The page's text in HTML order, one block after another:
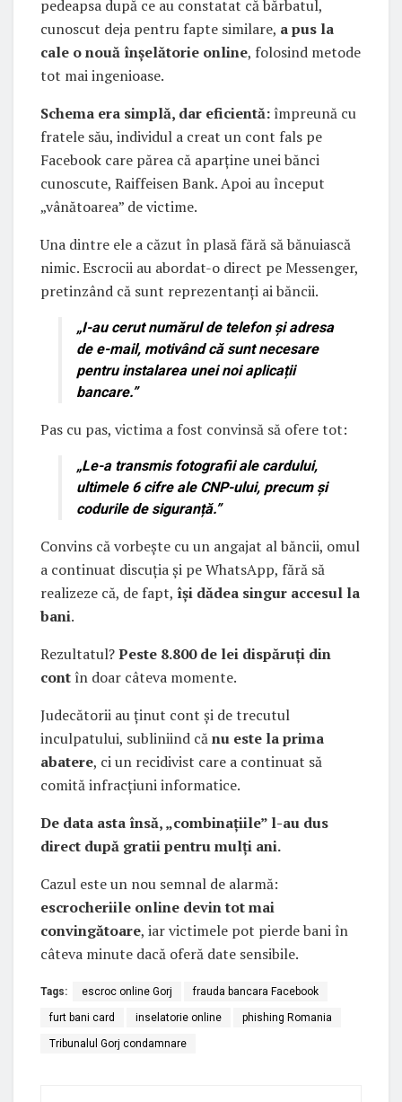
pedeapsa după ce au constatat că bărbatul,
cunoscut deja pentru fapte similare, a pus la
cale o nouă înșelătorie online, folosind metode
tot mai ingenioase.
Schema era simplă, dar eficientă: împreună cu
fratele său, individul a creat un cont fals pe
Facebook care părea că aparține unei bănci
cunoscute, Raiffeisen Bank. Apoi au început
„vânătoarea” de victime.
Una dintre ele a căzut în plasă fără să bănuiască
nimic. Escrocii au abordat-o direct pe Messenger,
pretinzând că sunt reprezentanți ai băncii.
„I-au cerut numărul de telefon și adresa
de e-mail, motivând că sunt necesare
pentru instalarea unei noi aplicații
bancare.”
Pas cu pas, victima a fost convinsă să ofere tot:
„Le-a transmis fotografii ale cardului,
ultimele 6 cifre ale CNP-ului, precum și
codurile de siguranță.”
Convins că vorbește cu un angajat al băncii, omul
a continuat discuția și pe WhatsApp, fără să
realizeze că, de fapt, își dădea singur accesul la
bani.
Rezultatul?Peste 8.800 de lei dispăruți din
cont în doar câteva momente.
Judecătorii au ținut cont și de trecutul
inculpatului, subliniind cănu este la prima
abatere, ci un recidivist care a continuat să
comită infracțiuni informatice.
De data asta însă, „combinațiile” l-au dus
direct după gratii pentru mulți ani.
Cazul este un nou semnal de alarmă:
escrocheriile online devin tot mai
convingătoare, iar victimele pot pierde bani în
câteva minute dacă oferă date sensibile.
Tags: escroc online Gorj frauda bancara Facebook
furt bani card inselatorie online phishing Romania
Tribunalul Gorj condamnare